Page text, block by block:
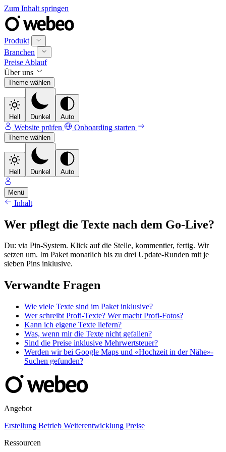
Zum Inhalt springen
Produkt
Branchen
Preise Ablauf
Über uns
Theme wählen
Hell Dunkel Auto
Website prüfen Onboarding starten
Theme wählen
Hell Dunkel Auto
Menü
Inhalt
Wer pflegt die Texte nach dem Go-Live?
Du: via Pin-System. Klick auf die Stelle, kommentier, fertig. Wir
setzen um. Im Paket monatlich bis zu drei Update-Runden mit je
sieben Pins inklusive.
Verwandte Fragen
Wie viele Texte sind im Paket inklusive?
Wer schreibt Profi-Texte? Wer macht Profi-Fotos?
Kann ich eigene Texte liefern?
Was, wenn mir die Texte nicht gefallen?
Sind die Preise inklusive Mehrwertsteuer?
Werden wir bei Google Maps und «Hochzeit in der Nähe»-
Suchen gefunden?
Angebot
Erstellung Betrieb Weiterentwicklung Preise
Ressourcen